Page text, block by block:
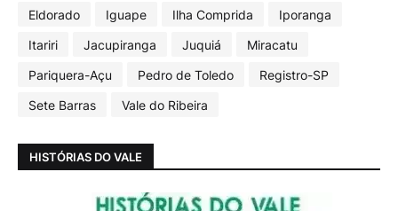
Eldorado
Iguape Ilha Comprida
Iporanga
Itariri
Jacupiranga Juquiá
Miracatu
Pariquera-Açu
Pedro de Toledo
Registro-SP
Sete Barras
Vale do Ribeira
HISTÓRIAS DO VALE